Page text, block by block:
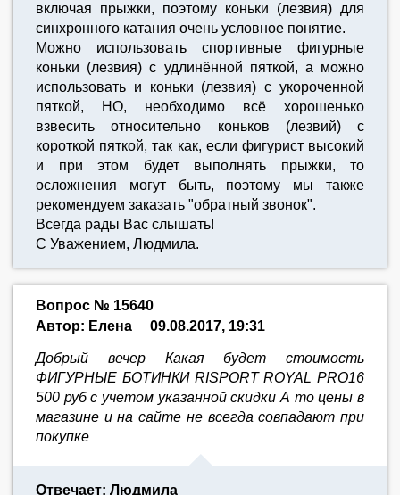
включая прыжки, поэтому коньки (лезвия) для
синхронного катания очень условное понятие.
Можно использовать спортивные фигурные
коньки (лезвия) с удлинённой пяткой, а можно
использовать и коньки (лезвия) с укороченной
пяткой, НО, необходимо всё хорошенько
взвесить относительно коньков (лезвий) с
короткой пяткой, так как, если фигурист высокий
и при этом будет выполнять прыжки, то
осложнения могут быть, поэтому мы также
рекомендуем заказать "обратный звонок".
Всегда рады Вас слышать!
С Уважением, Людмила.
Вопрос № 15640
Автор: Елена
09.08.2017, 19:31
Добрый вечер Какая будет стоимость
ФИГУРНЫЕ БОТИНКИ RISPORT ROYAL PRO16
500 руб с учетом указанной скидки А то цены в
магазине и на сайте не всегда совпадают при
покупке
Отвечает: Людмила